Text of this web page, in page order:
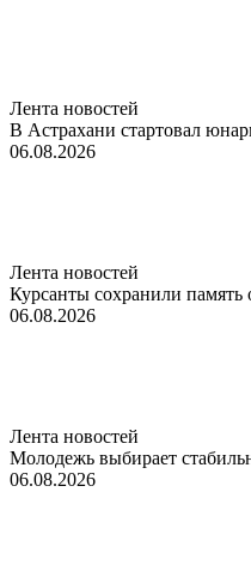
Лента новостей
В Астрахани стартовал
06.08.2026
Лента новостей
Курсанты сохранили
06.08.2026
Лента новостей
Молодежь выбирает
06.08.2026